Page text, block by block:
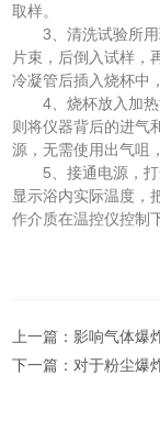
取样。
3、清洗试验所用
片束，后倒入试样，
冷凝管后插入烧杯中
4、烧杯放入加热
则将仪器背后的进气
源，无需使用出气咀
5、接通电源，打
显示浴内实际温度，
作介质在温控仪控制
上一篇：影响气体爆
下一篇： 对于粉尘爆